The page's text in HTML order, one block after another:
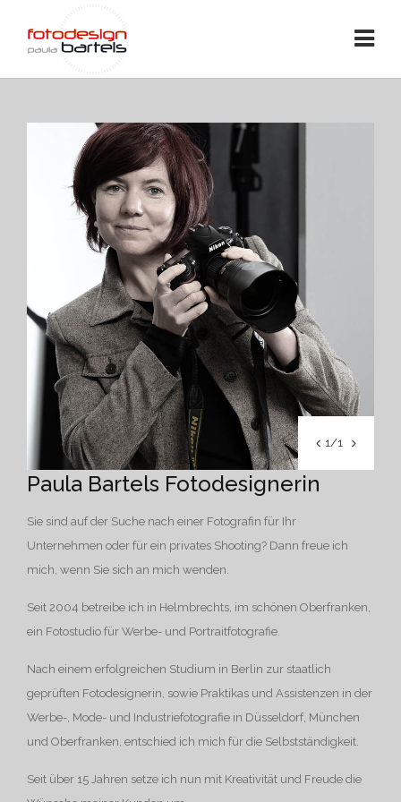
1/1
Paula Bartels Fotodesignerin
Sie sind auf der Suche nach einer Fotografin für Ihr
Unternehmen oder für ein privates Shooting? Dann freue ich
mich, wenn Sie sich an mich wenden.
Seit 2004 betreibe ich in Helmbrechts, im schönen Oberfranken,
ein Fotostudio für Werbe- und Portraitfotografie.
Nach einem erfolgreichen Studium in Berlin zur staatlich
geprüften Fotodesignerin, sowie Praktikas und Assistenzen in der
Werbe-, Mode- und Industriefotografie in Düsseldorf, München
und Oberfranken, entschied ich mich für die Selbstständigkeit.
Seit über 15 Jahren setze ich nun mit Kreativität und Freude die